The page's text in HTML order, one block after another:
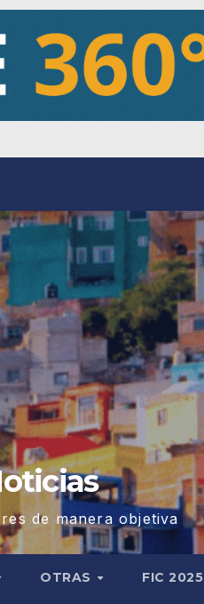
de manera objetiva
OTRAS FIC 2025